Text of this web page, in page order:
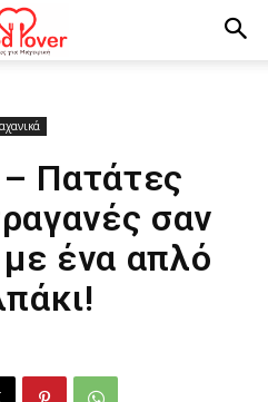
Πατάτες
σαν
με ένα απλό